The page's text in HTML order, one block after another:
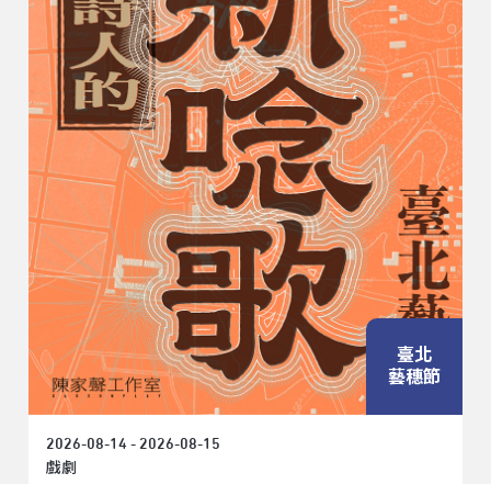
臺北
藝穗節
2026-08-14 - 2026-08-15
戲劇